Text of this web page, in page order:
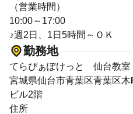
（営業時間）
10:00～17:00
♪週2日、1日5時間～ＯＫ
勤務地
てらぴぁぽけっと 仙台教室
宮城県仙台市青葉区青葉区
ビル2階
住所